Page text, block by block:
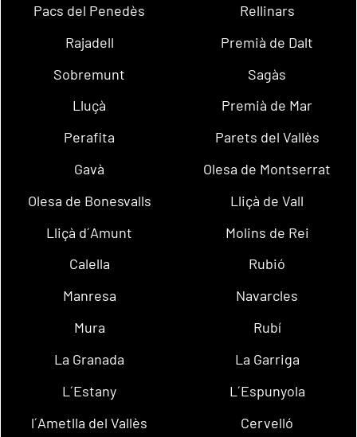
Pacs del Penedès
Rellinars
Rajadell
Premià de Dalt
Sobremunt
Sagàs
Lluçà
Premià de Mar
Perafita
Parets del Vallès
Gavà
Olesa de Montserrat
Olesa de Bonesvalls
Lliçà de Vall
Lliçà d´Amunt
Molins de Rei
Calella
Rubió
Manresa
Navarcles
Mura
Rubí
La Granada
La Garriga
L´Estany
L´Espunyola
l´Ametlla del Vallès
Cervelló